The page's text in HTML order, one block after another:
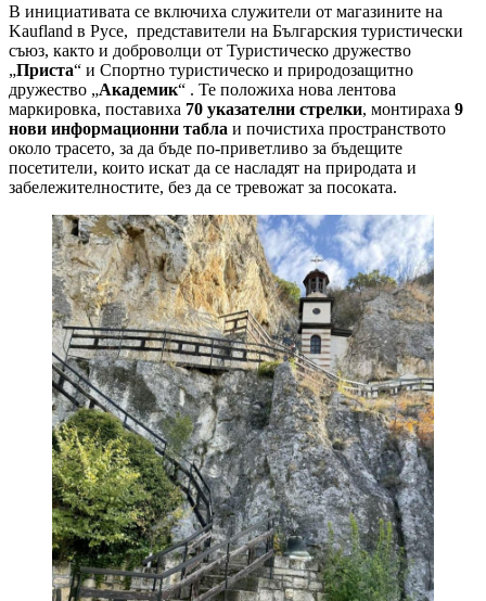
В инициативата се включиха служители от магазините на
Kaufland в Русе, представители на Българския туристически
съюз, както и доброволци от Туристическо дружество
„Приста“ и Спортно туристическо и природозащитно
дружество „Академик“ . Те положиха нова лентова
маркировка, поставиха 70 указателни стрелки, монтираха 9
нови информационни табла и почистиха пространството
около трасето, за да бъде по-приветливо за бъдещите
посетители, които искат да се насладят на природата и
забележителностите, без да се тревожат за посоката.